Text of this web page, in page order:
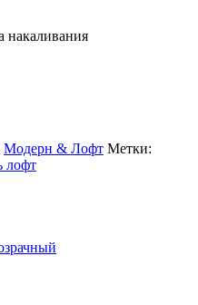
накаливания
Модерн & Лофт Метки:
лофт